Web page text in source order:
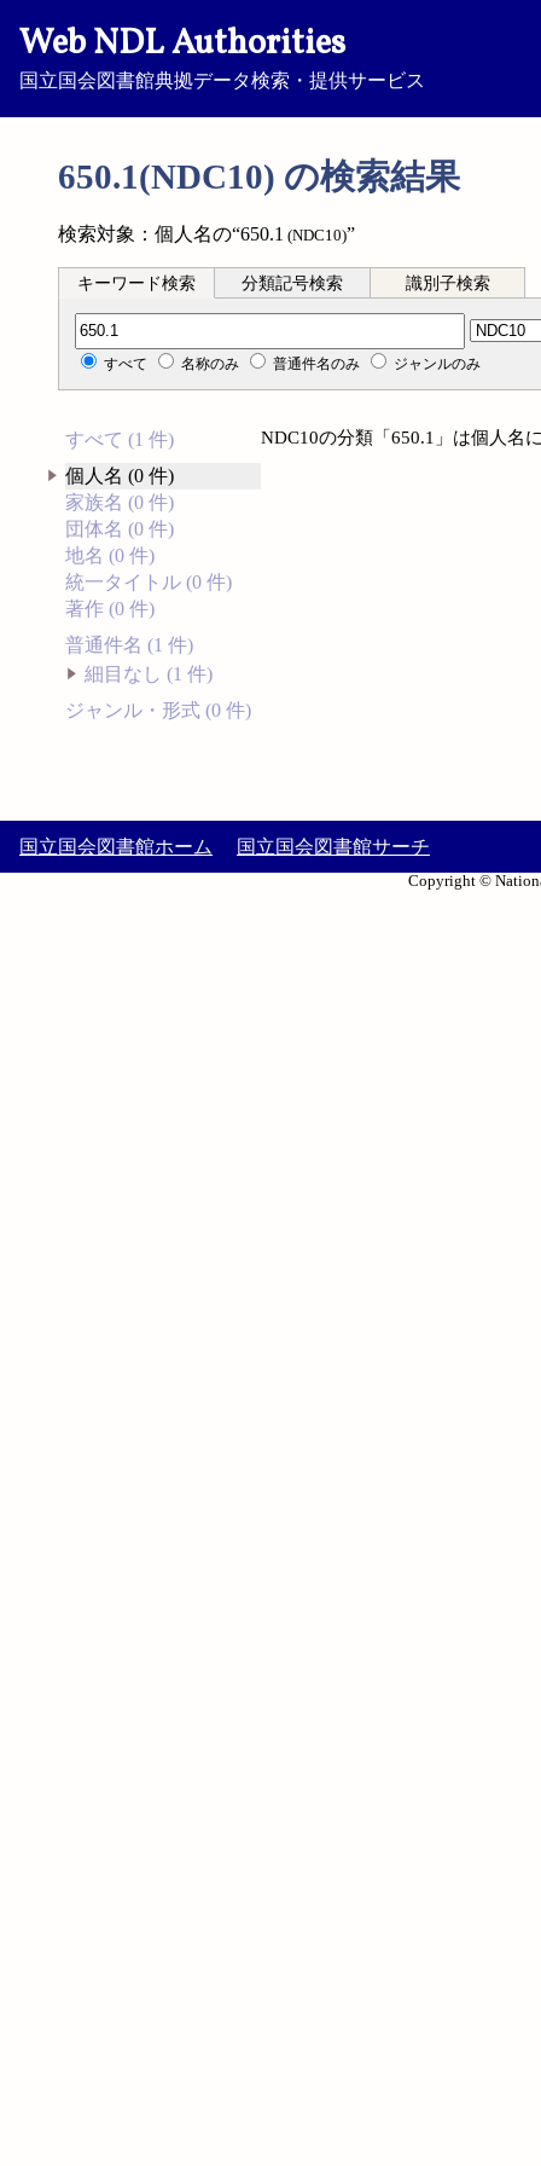
Web NDL Authorities
国立国会図書館典拠データ検索・提供サービス
650.1(NDC10) の検索結果
検索対象：個人名の“650.1 (NDC10)”
キーワード検索 分類記号検索 識別子検索
分類記号検索
すべて 名称のみ 普通件名のみ ジャンルのみ
すべて (1 件)
個人名 (0 件)
家族名 (0 件)
団体名 (0 件)
地名 (0 件)
統一タイトル (0 件)
著作 (0 件)
普通件名 (1 件)
細目なし (1 件)
ジャンル・形式 (0 件)
NDC10の分類「650.1」は個人名
国立国会図書館ホーム 国立国会図書館サーチ
Copyright ©